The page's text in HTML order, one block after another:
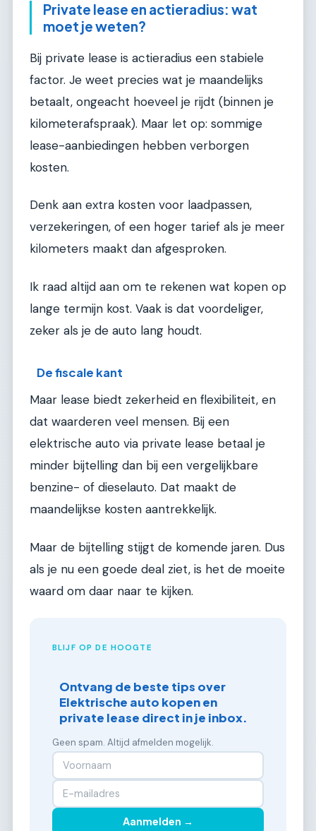
Private lease en actieradius: wat
moet je weten?
Bij private lease is actieradius een stabiele
factor. Je weet precies wat je maandelijks
betaalt, ongeacht hoeveel je rijdt (binnen je
kilometerafspraak). Maar let op: sommige
lease-aanbiedingen hebben verborgen
kosten.
Denk aan extra kosten voor laadpassen,
verzekeringen, of een hoger tarief als je meer
kilometers maakt dan afgesproken.
Ik raad altijd aan om te rekenen wat kopen op
lange termijn kost. Vaak is dat voordeliger,
zeker als je de auto lang houdt.
De fiscale kant
Maar lease biedt zekerheid en flexibiliteit, en
dat waarderen veel mensen. Bij een
elektrische auto via private lease betaal je
minder bijtelling dan bij een vergelijkbare
benzine- of dieselauto. Dat maakt de
maandelijkse kosten aantrekkelijk.
Maar de bijtelling stijgt de komende jaren. Dus
als je nu een goede deal ziet, is het de moeite
waard om daar naar te kijken.
BLIJF OP DE HOOGTE
Ontvang de beste tips over
Elektrische auto kopen en
private lease direct in je inbox.
Geen spam. Altijd afmelden mogelijk.
Aanmelden →